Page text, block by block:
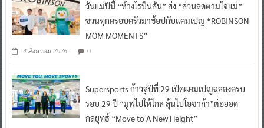
วันแม่ปีนี้ “ห้างโรบินสัน” ส่ง “ส่วนลดตามใจแม่”
ชวนทุกครอบครัวมาช้อปกับแคมเปญ “ROBINSON
MOM MOMENTS”
4 สิงหาคม 2026 0
Supersports ก้าวสู่ปีที่ 29 เปิดแคมเปญฉลองครบ
รอบ 29 ปี “มูฟไปให้ไกล ลุ้นไปโอซาก้า”ต่อยอด
กลยุทธ์ “Move to A New Height”